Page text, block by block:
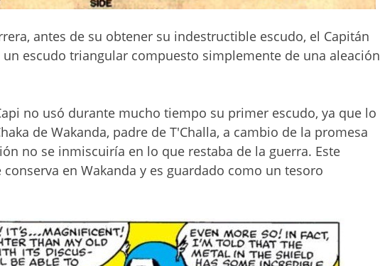
antes de su obtener su indestructible escudo, el Capitán
escudo triangular compuesto simplemente de una aleación
no usó durante mucho tiempo su primer escudo, ya que lo
de Wakanda, padre de T'Challa, a cambio de la promesa
no se inmiscuiría en lo que restaba de la guerra. Este
en Wakanda y es guardado como un tesoro